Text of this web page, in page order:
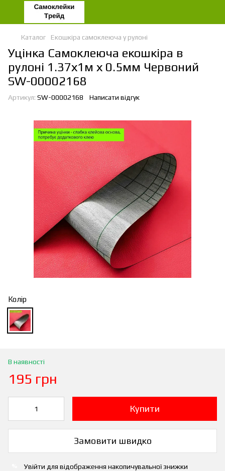
Каталог Екошкіра самоклеюча у рулоні
Уцінка Самоклеюча екошкіра в
рулоні 1.37х1м х 0.5мм Червоний
SW-00002168
Артикул: SW-00002168 Написати відгук
Колір
В наявності
195 грн
Купити
Замовити швидко
Увійти для відображення накопичувальної знижки